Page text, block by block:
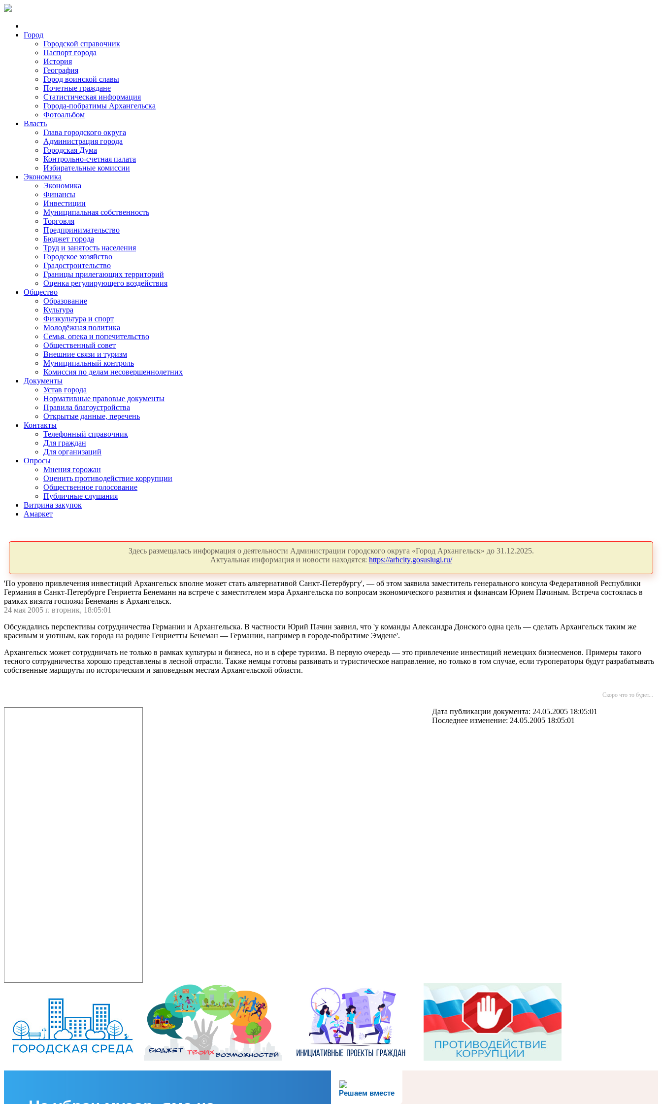
Город
Городской справочник
Паспорт города
История
География
Город воинской славы
Почетные граждане
Статистическая информация
Города-побратимы Архангельска
Фотоальбом
Власть
Глава городского округа
Администрация города
Городская Дума
Контрольно-счетная палата
Избирательные комиссии
Экономика
Экономика
Финансы
Инвестиции
Муниципальная собственность
Торговля
Предпринимательство
Бюджет города
Труд и занятость населения
Городское хозяйство
Градостроительство
Границы прилегающих территорий
Оценка регулирующего воздействия
Общество
Образование
Культура
Физкультура и спорт
Молодёжная политика
Семья, опека и попечительство
Общественный совет
Внешние связи и туризм
Муниципальный контроль
Комиссия по делам несовершеннолетних
Документы
Устав города
Нормативные правовые документы
Правила благоустройства
Открытые данные, перечень
Контакты
Телефонный справочник
Для граждан
Для организаций
Опросы
Мнения горожан
Оценить противодействие коррупции
Общественное голосование
Публичные слушания
Витрина закупок
Амаркет
Здесь размещалась информация о деятельности Администрации городского округа «Город Архангельск» до 31.12.2025.
Актуальная информация и новости находятся: https://arhcity.gosuslugi.ru/
'По уровню привлечения инвестиций Архангельск вполне может стать альтернативой Санкт-Петербургу', — об этом заявила заместитель генерального консула Федеративной Республики
Германия в Санкт-Петербурге Генриетта Бенеманн на встрече с заместителем мэра Архангельска по вопросам экономического развития и финансам Юрием Пачиным. Встреча состоялась в
рамках визита госпожи Бенеманн в Архангельск.
24 мая 2005 г. вторник, 18:05:01
Обсуждались перспективы сотрудничества Германии и Архангельска. В частности Юрий Пачин заявил, что 'у команды Александра Донского одна цель — сделать Архангельск таким же
красивым и уютным, как города на родине Генриетты Бенеман — Германии, например в городе-побратиме Эмдене'.
Архангельск может сотрудничать не только в рамках культуры и бизнеса, но и в сфере туризма. В первую очередь — это привлечение инвестиций немецких бизнесменов. Примеры такого
тесного сотрудничества хорошо представлены в лесной отрасли. Также немцы готовы развивать и туристическое направление, но только в том случае, если туроператоры будут разрабатывать
собственные маршруты по историческим и заповедным местам Архангельской области.
Скоро что то будет...
Дата публикации документа: 24.05.2005 18:05:01
Последнее изменение: 24.05.2005 18:05:01
Решаем вместе